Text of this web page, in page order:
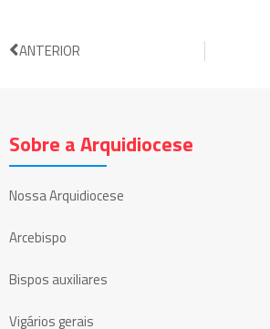
ANTERIOR
Sobre a Arquidiocese
Nossa Arquidiocese
Arcebispo
Bispos auxiliares
Vigários gerais